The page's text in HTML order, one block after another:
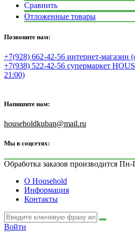
Сравнить
Отложенные товары
Позвоните нам:
+7(928) 662-42-56 интернет-магазин
+7(938) 522-42-56 супермаркет
21:00)
Напишите нам:
householdkuban@mail.ru
Мы в соцсетях:
Обработка заказов производится
О Household
Информация
Контакты
Войти